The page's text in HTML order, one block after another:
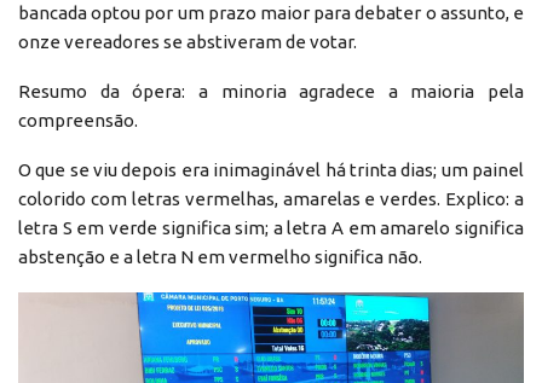
bancada optou por um prazo maior para debater o assunto, e
onze vereadores se abstiveram de votar.
Resumo da ópera: a minoria agradece a maioria pela
compreensão.
O que se viu depois era inimaginável há trinta dias; um painel
colorido com letras vermelhas, amarelas e verdes. Explico: a
letra S em verde significa sim; a letra A em amarelo significa
abstenção e a letra N em vermelho significa não.